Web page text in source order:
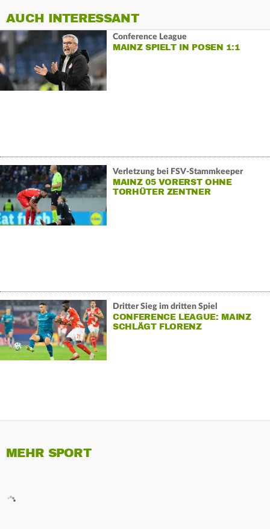
AUCH INTERESSANT
Conference League
MAINZ SPIELT IN POSEN 1:1
Verletzung bei FSV-Stammkeeper
MAINZ 05 VORERST OHNE
TORHÜTER ZENTNER
Dritter Sieg im dritten Spiel
CONFERENCE LEAGUE: MAINZ
SCHLÄGT FLORENZ
MEHR SPORT